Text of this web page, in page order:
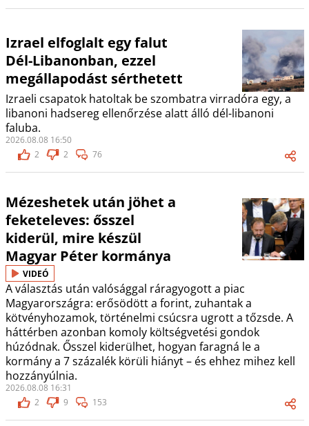
Izrael elfoglalt egy falut
Dél-Libanonban, ezzel
megállapodást sérthetett
Izraeli csapatok hatoltak be szombatra virradóra egy, a
libanoni hadsereg ellenőrzése alatt álló dél-libanoni
faluba.
2026.08.08 16:50
2
2 76
Mézeshetek után jöhet a
feketeleves: ősszel
kiderül, mire készül
Magyar Péter kormánya
VIDEÓ
A választás után valósággal ráragyogott a piac
Magyarországra: erősödött a forint, zuhantak a
kötvényhozamok, történelmi csúcsra ugrott a tőzsde. A
háttérben azonban komoly költségvetési gondok
húzódnak. Ősszel kiderülhet, hogyan faragná le a
kormány a 7 százalék körüli hiányt – és ehhez mihez kell
hozzányúlnia.
2026.08.08 16:31
2
9 153